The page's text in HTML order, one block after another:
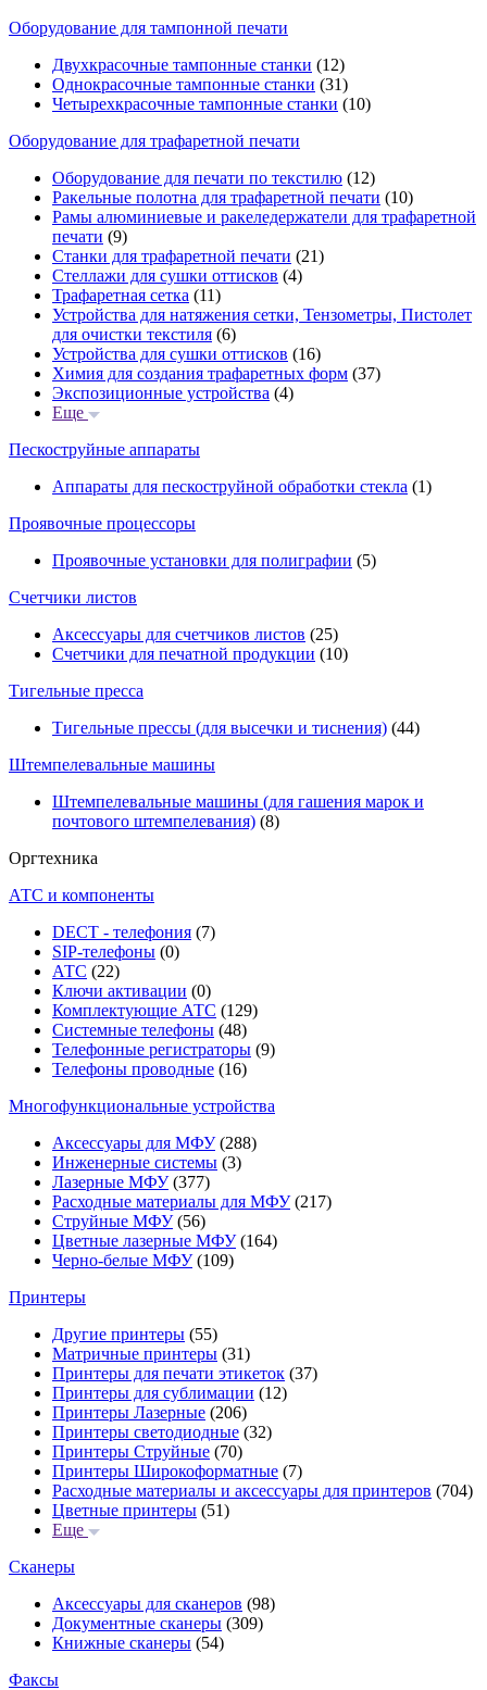
Оборудование для тампонной печати
Двухкрасочные тампонные станки (12)
Однокрасочные тампонные станки (31)
Четырехкрасочные тампонные станки (10)
Оборудование для трафаретной печати
Оборудование для печати по текстилю (12)
Ракельные полотна для трафаретной печати (10)
Рамы алюминиевые и ракеледержатели для трафаретной
печати (9)
Станки для трафаретной печати (21)
Стеллажи для сушки оттисков (4)
Трафаретная сетка (11)
Устройства для натяжения сетки, Тензометры, Пистолет
для очистки текстиля (6)
Устройства для сушки оттисков (16)
Химия для создания трафаретных форм (37)
Экспозиционные устройства (4)
Еще
Пескоструйные аппараты
Аппараты для пескоструйной обработки стекла (1)
Проявочные процессоры
Проявочные установки для полиграфии (5)
Счетчики листов
Аксессуары для счетчиков листов (25)
Счетчики для печатной продукции (10)
Тигельные пресса
Тигельные прессы (для высечки и тиснения) (44)
Штемпелевальные машины
Штемпелевальные машины (для гашения марок и
почтового штемпелевания) (8)
Оргтехника
АТС и компоненты
DECT - телефония (7)
SIP-телефоны (0)
АТС (22)
Ключи активации (0)
Комплектующие АТС (129)
Системные телефоны (48)
Телефонные регистраторы (9)
Телефоны проводные (16)
Многофункциональные устройства
Аксессуары для МФУ(288)
Инженерные системы (3)
Лазерные МФУ(377)
Расходные материалы для МФУ(217)
Струйные МФУ(56)
Цветные лазерные МФУ(164)
Черно-белые МФУ(109)
Принтеры
Другие принтеры (55)
Матричные принтеры (31)
Принтеры для печати этикеток (37)
Принтеры для сублимации (12)
Принтеры Лазерные (206)
Принтеры светодиодные (32)
Принтеры Струйные (70)
Принтеры Широкоформатные (7)
Расходные материалы и аксессуары для принтеров (704)
Цветные принтеры (51)
Еще
Сканеры
Аксессуары для сканеров (98)
Документные сканеры (309)
Книжные сканеры (54)
Факсы